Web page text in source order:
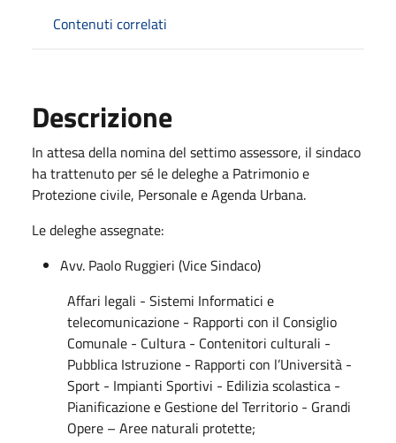
Contenuti correlati
Descrizione
In attesa della nomina del settimo assessore, il sindaco
ha trattenuto per sé le deleghe a Patrimonio e
Protezione civile, Personale e Agenda Urbana.
Le deleghe assegnate:
Avv. Paolo Ruggieri (Vice Sindaco)
Affari legali - Sistemi Informatici e
telecomunicazione - Rapporti con il Consiglio
Comunale - Cultura - Contenitori culturali -
Pubblica Istruzione - Rapporti con l’Università -
Sport - Impianti Sportivi - Edilizia scolastica -
Pianificazione e Gestione del Territorio - Grandi
Opere – Aree naturali protette;